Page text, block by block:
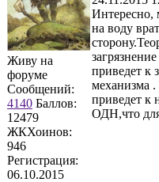
Живу на
форуме
Сообщений:
4140 Баллов:
12479
ЖКХоинов:
946
Регистрация:
06.10.2015
Интересно,
на воду
приведет к
механизма
приведет к
ОДН,что